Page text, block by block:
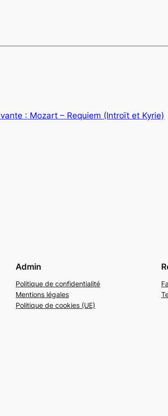
: Mozart – Requiem (Introït et Kyrie)
Admin
Politique de confidentialité
Mentions légales
Politique de cookies (UE)